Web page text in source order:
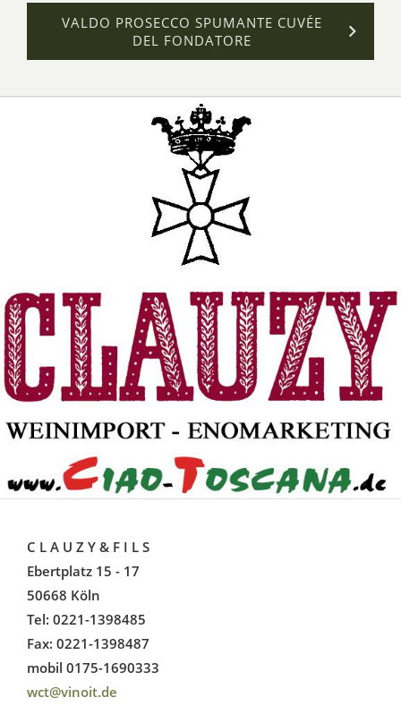
VALDO PROSECCO SPUMANTE CUVÉE
DEL FONDATORE
C L A U Z Y & F I L S
Ebertplatz 15 - 17
50668 Köln
Tel: 0221-1398485
Fax: 0221-1398487
mobil 0175-1690333
wct@vinoit.de